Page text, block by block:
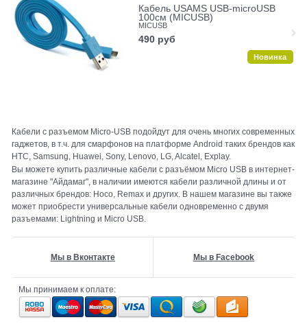
Кабель USAMS USB-microUSB
100cм (MICUSB)
MICUSB
490 руб
Новинка
Кабели с разъемом Micro-USB подойдут для очень многих современных
гаджетов, в т.ч. для смарфонов на платформе Android таких брендов как
HTC, Samsung, Huawei, Sony, Lenovo, LG, Alcatel, Explay.
Вы можете купить различные кабели с разъёмом Micro USB в интернет-
магазине "Айдамаг", в наличии имеются кабели различной длины и от
различных брендов: Hoco, Remax и других. В нашем магазине вы также
может приобрести универсальные кабели одновременно с двумя
разъемами: Lightning и Micro USB.
Мы в Вконтакте Мы в Facebook
Мы принимаем к оплате: